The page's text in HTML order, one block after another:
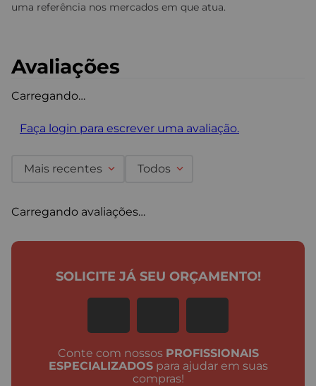
uma referência nos mercados em que atua.
Avaliações
Carregando…
Faça login para escrever uma avaliação.
Mais recentes Todos
Carregando avaliações…
Conte com nossos PROFISSIONAIS
ESPECIALIZADOSpara ajudar em suas
compras!
SOLICITE JÁ SEU ORÇAMENTO!